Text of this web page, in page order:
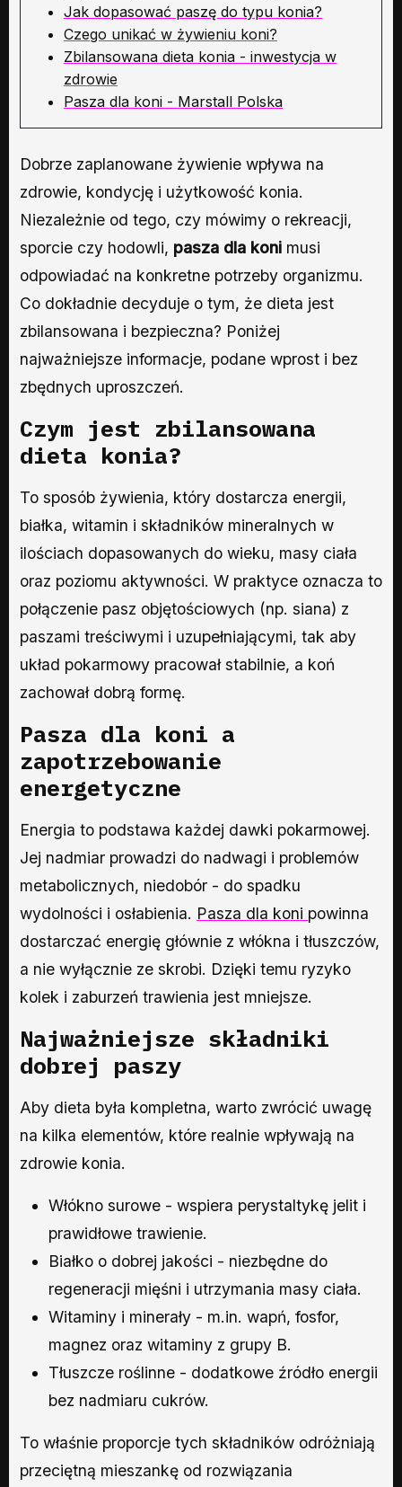
Jak dopasować paszę do typu konia?
Czego unikać w żywieniu koni?
Zbilansowana dieta konia - inwestycja w
zdrowie
Pasza dla koni - Marstall Polska
Dobrze zaplanowane żywienie wpływa na
zdrowie, kondycję i użytkowość konia.
Niezależnie od tego, czy mówimy o rekreacji,
sporcie czy hodowli, pasza dla koni musi
odpowiadać na konkretne potrzeby organizmu.
Co dokładnie decyduje o tym, że dieta jest
zbilansowana i bezpieczna? Poniżej
najważniejsze informacje, podane wprost i bez
zbędnych uproszczeń.
Czym jest zbilansowana
dieta konia?
To sposób żywienia, który dostarcza energii,
białka, witamin i składników mineralnych w
ilościach dopasowanych do wieku, masy ciała
oraz poziomu aktywności. W praktyce oznacza to
połączenie pasz objętościowych (np. siana) z
paszami treściwymi i uzupełniającymi, tak aby
układ pokarmowy pracował stabilnie, a koń
zachował dobrą formę.
Pasza dla koni a
zapotrzebowanie
energetyczne
Energia to podstawa każdej dawki pokarmowej.
Jej nadmiar prowadzi do nadwagi i problemów
metabolicznych, niedobór - do spadku
wydolności i osłabienia. Pasza dla koni powinna
dostarczać energię głównie z włókna i tłuszczów,
a nie wyłącznie ze skrobi. Dzięki temu ryzyko
kolek i zaburzeń trawienia jest mniejsze.
Najważniejsze składniki
dobrej paszy
Aby dieta była kompletna, warto zwrócić uwagę
na kilka elementów, które realnie wpływają na
zdrowie konia.
Włókno surowe - wspiera perystaltykę jelit i
prawidłowe trawienie.
Białko o dobrej jakości - niezbędne do
regeneracji mięśni i utrzymania masy ciała.
Witaminy i minerały - m.in. wapń, fosfor,
magnez oraz witaminy z grupy B.
Tłuszcze roślinne - dodatkowe źródło energii
bez nadmiaru cukrów.
To właśnie proporcje tych składników odróżniają
przeciętną mieszankę od rozwiązania